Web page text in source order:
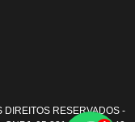
RESERVADOS -